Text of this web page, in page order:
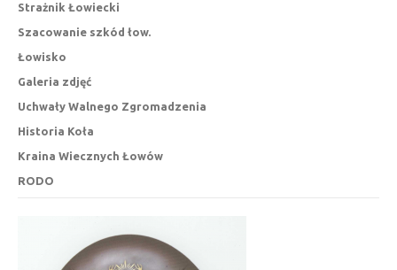
Strażnik Łowiecki
Szacowanie szkód łow.
Łowisko
Galeria zdjęć
Uchwały Walnego Zgromadzenia
Historia Koła
Kraina Wiecznych Łowów
RODO